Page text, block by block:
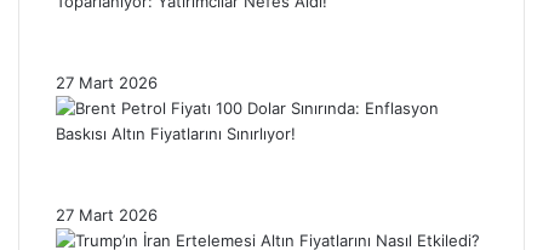
27 Mart 2026
27 Mart 2026